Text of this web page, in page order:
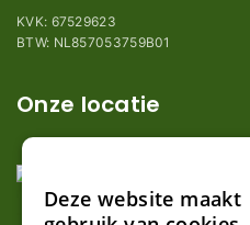
KVK: 67529623
BTW: NL857053759B01
Onze locatie
Deze website maakt